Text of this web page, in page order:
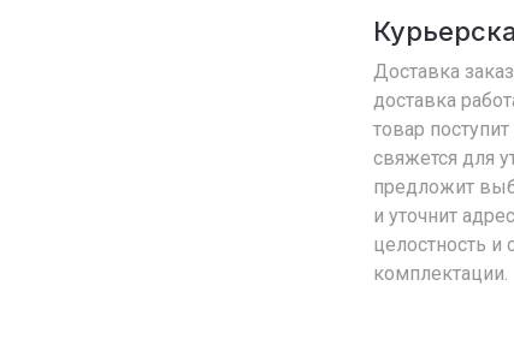
Доставка
доставка
товар
свяжется для
предложит
и уточнит
целостность и
комплектации.